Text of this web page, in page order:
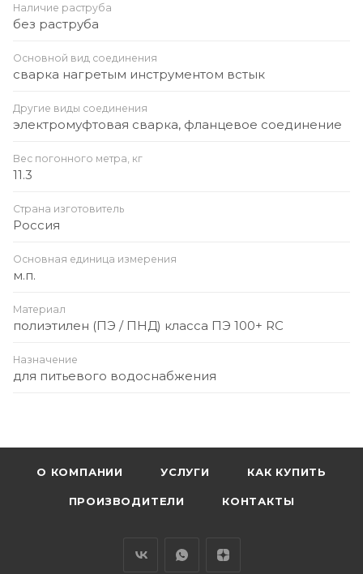
Наличие раструба
без раструба
Основной вид соединения
сварка нагретым инструментом встык
Другие виды соединения
электромуфтовая сварка, фланцевое соединение
Вес погонного метра, кг
11.3
Страна изготовитель
Россия
Основная единица измерения
м.п.
Материал
полиэтилен (ПЭ / ПНД) класса ПЭ 100+ RC
Назначение
для питьевого водоснабжения
О КОМПАНИИ УСЛУГИ КАК КУПИТЬ
ПРОИЗВОДИТЕЛИ КОНТАКТЫ